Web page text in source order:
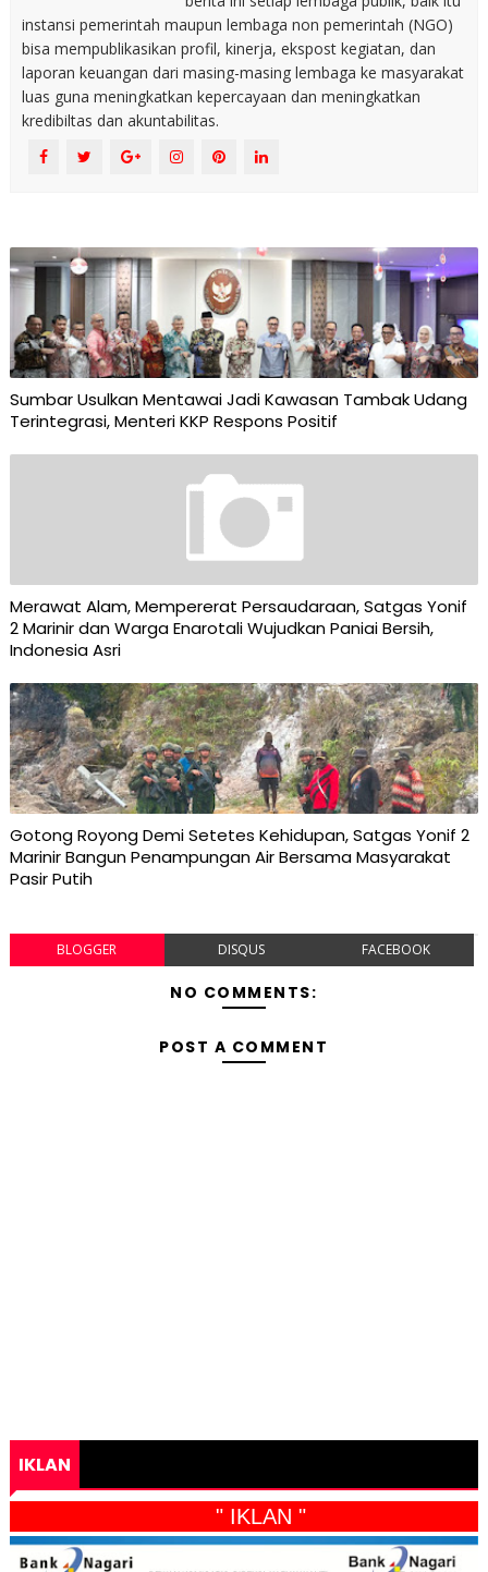
instansi pemerintah maupun lembaga non pemerintah (NGO)
bisa mempublikasikan profil, kinerja, ekspost kegiatan, dan
laporan keuangan dari masing-masing lembaga ke masyarakat
luas guna meningkatkan kepercayaan dan meningkatkan
kredibiltas dan akuntabilitas.
Sumbar Usulkan Mentawai Jadi Kawasan Tambak Udang
Terintegrasi, Menteri KKP Respons Positif
Merawat Alam, Mempererat Persaudaraan, Satgas Yonif
2 Marinir dan Warga Enarotali Wujudkan Paniai Bersih,
Indonesia Asri
Gotong Royong Demi Setetes Kehidupan, Satgas Yonif 2
Marinir Bangun Penampungan Air Bersama Masyarakat
Pasir Putih
BLOGGER DISQUS FACEBOOK
NO COMMENTS:
POST A COMMENT
IKLAN
" IKLAN "